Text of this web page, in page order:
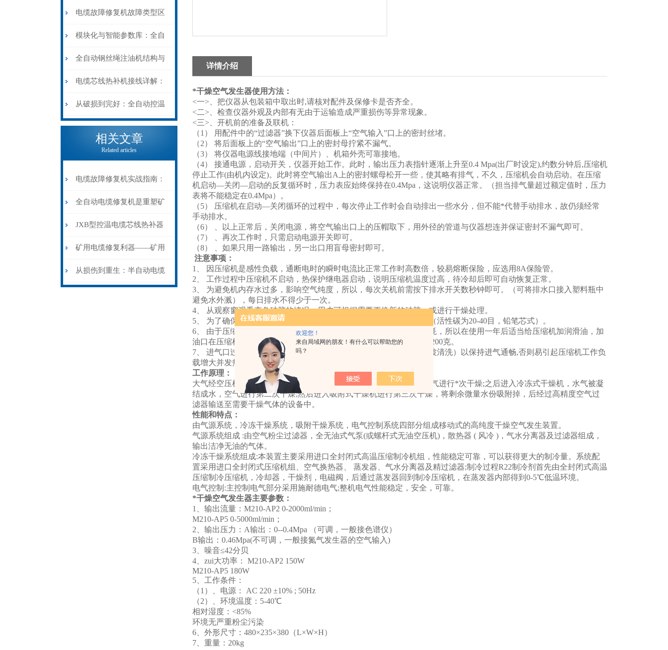
欢迎您！
来自局域网的朋友！有什么可以帮助您的
吗？
电缆故障修复机故障类型区
分指南：从“绝缘电
阻”到“波形特征”的精准诊
断逻辑
模块化与智能参数库：全自
动电缆修复机的快速换型逻
辑
全自动钢丝绳注油机结构与
工作原理：揭秘高效润滑的
机械密码
电缆芯线热补机接线详解：
从入门到精通
从破损到完好：全自动控温
电缆热补机的核心价值
相关文章
Related articles
电缆故障修复机实战指南：
从“盲测”到“精确定点”的三
步作业法
全自动电缆修复机是重塑矿
山电力动脉的“智能外科医
生”
JXB型控温电缆芯线热补器
安装与接线：精准修复的工
艺基石
矿用电缆修复利器——矿用
电缆热补机智能控温，安全
从损伤到重生：半自动电缆
详情介绍
*干燥空气发生器使用方法：
<一>、把仪器从包装箱中取出时,请核对配件及保修卡是否齐全。
<二>、检查仪器外观及内部有无由于运输造成严重损伤等异常现象。
<三>、开机前的准备及联机：
（1） 用配件中的“过滤器”换下仪器后面板上“空气输入”口上的密封丝堵。
（2） 将后面板上的“空气输出”口上的密封母拧紧不漏气。
（3） 将仪器电源线接地端（中间片）、机箱外壳可靠接地。
（4） 接通电源，启动开关，仪器开始工作。此时，输出压力表指针逐渐上升至0.4 Mpa(出厂时设定),约数分钟后,压缩机
停止工作(由机内设定)。此时将空气输出A上的密封螺母松开一些，使其略有排气，不久，压缩机会自动启动。在压缩
机启动—关闭—启动的反复循环时，压力表应始终保持在0.4Mpa，这说明仪器正常。（担当排气量超过额定值时，压力
表将不能稳定在0.4Mpa）。
（5） 压缩机在启动—关闭循环的过程中，每次停止工作时会自动排出一些水分，但不能*代替手动排水，故仍须经常
手动排水。
（6） 、以上正常后，关闭电源，将空气输出口上的压帽取下，用外径的管道与仪器想连并保证密封不漏气即可。
（7） 、再次工作时，只需启动电源开关即可。
（8） 、如果只用一路输出，另一出口用盲母密封即可。
注意事项：
1、 因压缩机是感性负载，通断电时的瞬时电流比正常工作时高数倍，较易熔断保险，应选用8A保险管。
2、 工作过程中压缩机不启动，热保护继电器启动，说明压缩机温度过高，待冷却后即可自动恢复正常。
3、 为避免机内存水过多，影响空气纯度，所以，每次关机前需按下排水开关数秒钟即可。（可将排水口接入塑料瓶中
避免水外溅），每日排水不得少于一次。
4、 从观察窗观看变色硅胶的情况，用户可根据需要更换新的硅胶，或进行干燥处理。
5、 为了确保气体纯度，仪器每工作1000小时，需要更换活性炭一次（活性碳为20-40目，铅笔芯式）。
6、 由于压缩机为开路工作方式，故润滑油会随水排出机外，造成消耗，所以在使用一年后适当给压缩机加润滑油，加
油口在压缩机出气口旁边（或从进气口亦可），建议加18号冷冻机油200克。
7、 进气口过滤器需定期清洗（周期视室内粉尘情况而定，可用超声波清洗）以保持进气通畅,否则易引起压缩机工作负
载增大并发热,温度过高时会发生过热保护而导致停机。
工作原理：
大气经空压机进入储气罐，大部分水分被压缩液化经排水阀排出，空气进行*次干燥;之后进入冷冻式干燥机，水气被凝
结成水，空气进行第二次干燥;然后进入吸附式干燥机进行第三次干燥，将剩余微量水份吸附掉，后经过高精度空气过
滤器输送至需要干燥气体的设备中。
性能和特点：
由气源系统，冷冻干燥系统，吸附干燥系统，电气控制系统四部分组成移动式的高纯度干燥空气发生装置。
气源系统组成 :由空气粉尘过滤器，全无油式气泵(或螺杆式无油空压机)，散热器 ( 风冷 )，气水分离器及过滤器组成，
输出洁净无油的气体。
冷冻干燥系统组成:本装置主要采用进口全封闭式高温压缩制冷机组，性能稳定可靠，可以获得更大的制冷量。系统配
置采用进口全封闭式压缩机组、空气换热器、 蒸发器、气水分离器及精过滤器;制冷过程R22制冷剂首先由全封闭式高温
压缩制冷压缩机，冷却器，干燥剂，电磁阀，后通过蒸发器回到制冷压缩机，在蒸发器内部得到0-5℃低温环境。
电气控制:主控制电气部分采用施耐德电气;整机电气性能稳定，安全，可靠。
*干燥空气发生器主要参数：
1、输出流量：M210-AP2 0-2000ml/min；
M210-AP5 0-5000ml/min；
2、输出压力：A输出：0--0.4Mpa （可调，一般接色谱仪）
B输出：0.46Mpa(不可调，一般接氮气发生器的空气输入)
3、噪音≤42分贝
4、zui大功率： M210-AP2 150W
M210-AP5 180W
5、工作条件：
（1）、电源： AC 220 ±10% ; 50Hz
（2）、环境温度：5-40℃
相对湿度：<85%
环境无严重粉尘污染
6、外形尺寸：480×235×380（L×W×H）
7、重量：20kg